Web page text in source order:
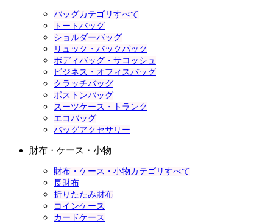
バッグカテゴリすべて
トートバッグ
ショルダーバッグ
リュック・バックパック
ボディバッグ・サコッシュ
ビジネス・オフィスバッグ
クラッチバッグ
ボストンバッグ
スーツケース・トランク
エコバッグ
バッグアクセサリー
財布・ケース・小物
財布・ケース・小物カテゴリすべて
長財布
折りたたみ財布
コインケース
カードケース